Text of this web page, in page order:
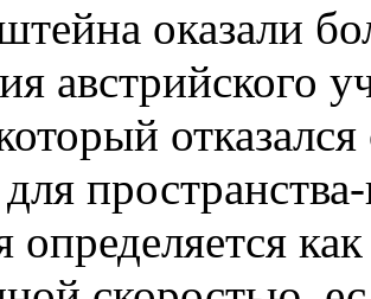
оказали
австрийского
для
определяется